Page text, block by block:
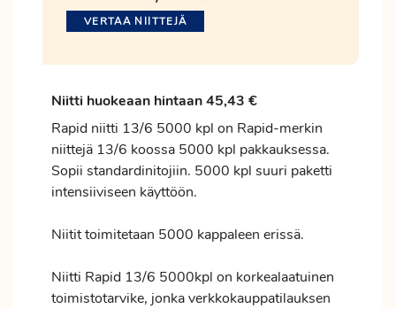
VERTAA NIITTEJÄ
Niitti huokeaan hintaan 45,43 €
Rapid niitti 13/6 5000 kpl on Rapid-merkin
niittejä 13/6 koossa 5000 kpl pakkauksessa.
Sopii standardinitojiin. 5000 kpl suuri paketti
intensiiviseen käyttöön.
Niitit toimitetaan 5000 kappaleen erissä.
Niitti Rapid 13/6 5000kpl on korkealaatuinen
toimistotarvike, jonka verkkokauppatilauksen